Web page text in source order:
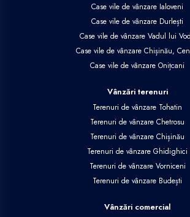
Case vile de vânzare Ialoveni
Case vile de vânzare Durlești
Case vile de vânzare Vadul lui
Case vile de vânzare Chișinău,
Case vile de vânzare Onițcani
Vânzări terenuri
Terenuri de vânzare Tohatin
Terenuri de vânzare Chetrosu
Terenuri de vânzare Chișinău
Terenuri de vânzare Ghidighici
Terenuri de vânzare Vorniceni
Terenuri de vânzare Budești
Vânzări comercial